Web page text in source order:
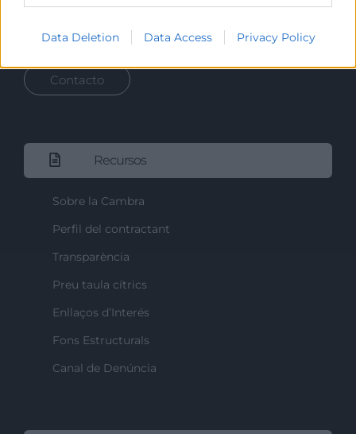
Data Deletion Data Access Privacy Policy
previstas en la Ley, o que puedan encomendar y
Contacto
Recursos
Sobre la Cambra
Perfil del contractant
Transparència
Preu taula cítrics
Enllaços d’Interés
Fons Estructurals
Canal de Denúncia